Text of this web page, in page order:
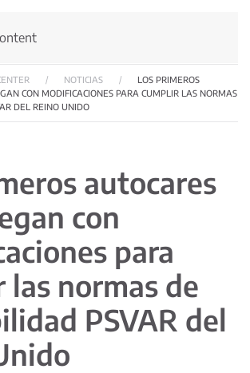
NOTICIAS
LOS PRIMEROS
CON MODIFICACIONES PARA CUMPLIR LAS NORMAS
DEL REINO UNIDO
autocares
con
para
las normas de
PSVAR del